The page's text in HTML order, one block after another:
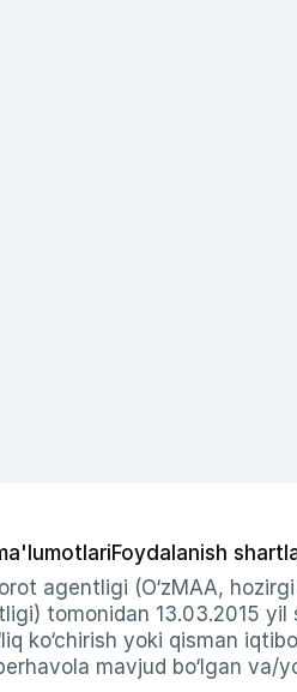
Foydalanish
agentligi (O‘zMAA,
tomonidan 13.03.2015
ko‘chirish yoki qisman
mavjud bo‘lgan va/